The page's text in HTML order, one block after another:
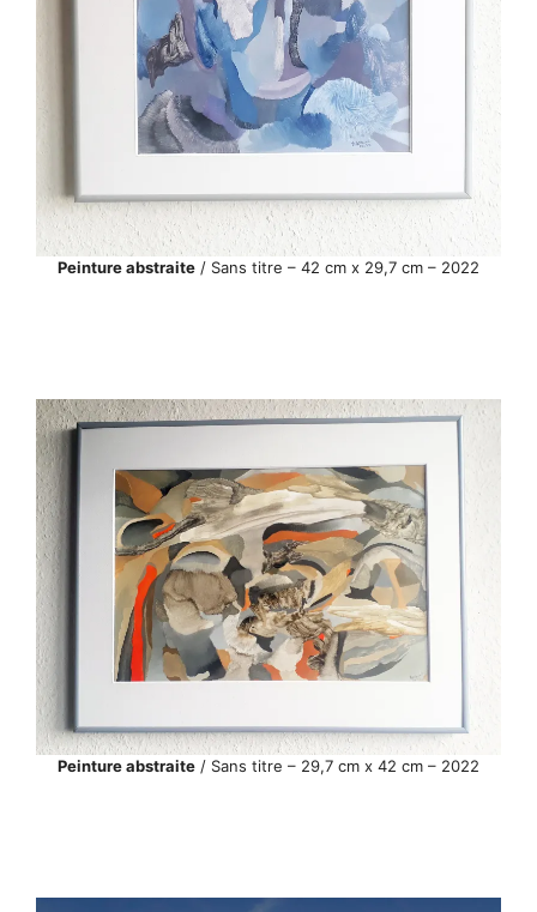
Peinture abstraite / Sans titre – 42 cm x 29,7 cm – 2022
Peinture abstraite / Sans titre – 29,7 cm x 42 cm – 2022